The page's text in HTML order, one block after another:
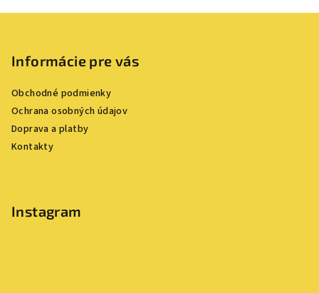
Informácie pre vás
Obchodné podmienky
Ochrana osobných údajov
Doprava a platby
Kontakty
Instagram